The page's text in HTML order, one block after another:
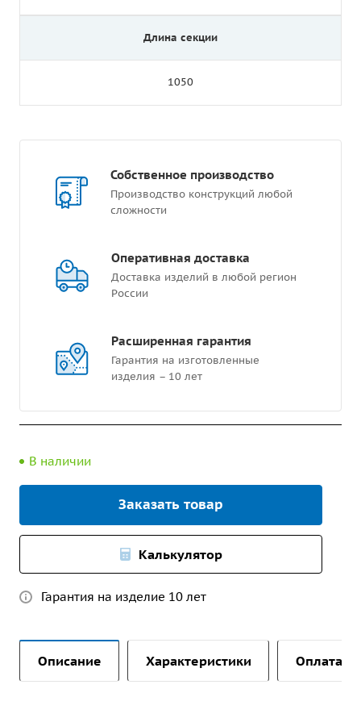
Длина секции
1050
Собственное производство
Производство конструкций любой
сложности
Оперативная доставка
Доставка изделий в любой регион
России
Расширенная гарантия
Гарантия на изготовленные
изделия – 10 лет
В наличии
Заказать товар
Калькулятор
Гарантия на изделие 10 лет
Описание Характеристики Оплата и